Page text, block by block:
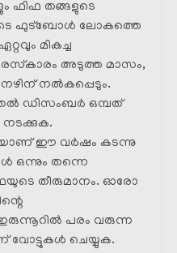
ഫിഫ തങ്ങളുടെ
ഫുട്ബോൾ ലോകത്തെ
മികച്ച
അടുത്ത മാസം,
നൽകപ്പെടും.
ഡിസംബർ ഒമ്പത്
നടക്കുക.
ഈ വർഷം കടന്നു
ഒന്നും തന്നെ
തീരുമാനം. ഓരോ
ഇരുന്നൂറിൽ പരം വരുന്ന
വോട്ടുകൾ ചെയ്യുക.